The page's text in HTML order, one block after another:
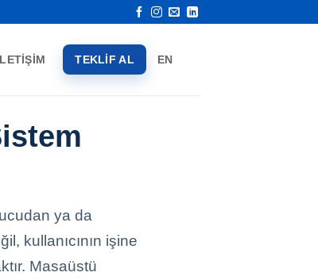
TEKLIF AL EN
ya da
kullanıcının işine
Masaüstü